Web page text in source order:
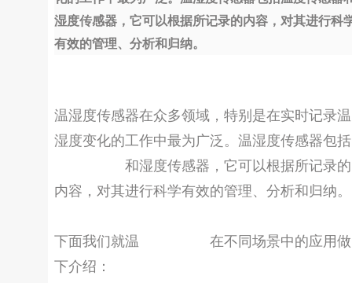
湿度传感器，它可以根据所记录的内容，对其进行科
有效的管理、分析和归纳。
温湿度传感器在众多领域，特别是在实时记录温
湿度变化的工作中最为广泛。温湿度传感器包括
和湿度传感器，它可以根据所记录的
内容，对其进行科学有效的管理、分析和归纳。
下面我们就温
在不同场景中的应用做
下介绍：